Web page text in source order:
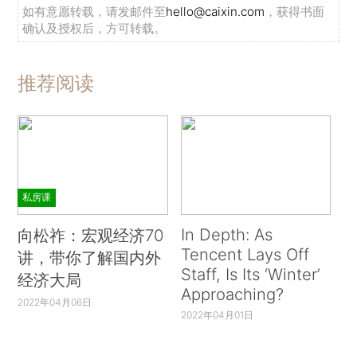
如有意愿转载，请发邮件至hello@caixin.com ，获得书面
确认及授权后，方可转载。
推荐阅读
私房课
向松祚：宏观经济70
讲，带你了解国内外
经济大局
2022年04月06日
In Depth: As
Tencent Lays Off
Staff, Is Its ‘Winter’
Approaching?
2022年04月01日